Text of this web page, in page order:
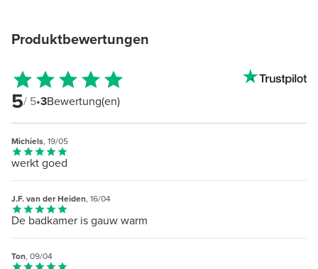
Produktbewertungen
5/ 5•3Bewertung(en)
Michiels, 19/05
werkt goed
J.F. van der Heiden, 16/04
De badkamer is gauw warm
Ton, 09/04